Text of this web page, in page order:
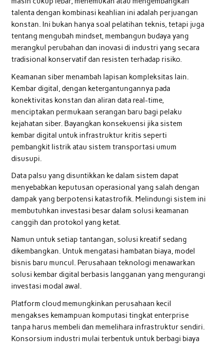
talenta dengan kombinasi keahlian ini adalah perjuangan
konstan. Ini bukan hanya soal pelatihan teknis, tetapi juga
tentang mengubah mindset, membangun budaya yang
merangkul perubahan dan inovasi di industri yang secara
tradisional konservatif dan resisten terhadap risiko.
Keamanan siber menambah lapisan kompleksitas lain.
Kembar digital, dengan ketergantungannya pada
konektivitas konstan dan aliran data real-time,
menciptakan permukaan serangan baru bagi pelaku
kejahatan siber. Bayangkan konsekuensi jika sistem
kembar digital untuk infrastruktur kritis seperti
pembangkit listrik atau sistem transportasi umum
disusupi.
Data palsu yang disuntikkan ke dalam sistem dapat
menyebabkan keputusan operasional yang salah dengan
dampak yang berpotensi katastrofik. Melindungi sistem ini
membutuhkan investasi besar dalam solusi keamanan
canggih dan protokol yang ketat.
Namun untuk setiap tantangan, solusi kreatif sedang
dikembangkan. Untuk mengatasi hambatan biaya, model
bisnis baru muncul. Perusahaan teknologi menawarkan
solusi kembar digital berbasis langganan yang mengurangi
investasi modal awal.
Platform cloud memungkinkan perusahaan kecil
mengakses kemampuan komputasi tingkat enterprise
tanpa harus membeli dan memelihara infrastruktur sendiri.
Konsorsium industri mulai terbentuk untuk berbagi biaya